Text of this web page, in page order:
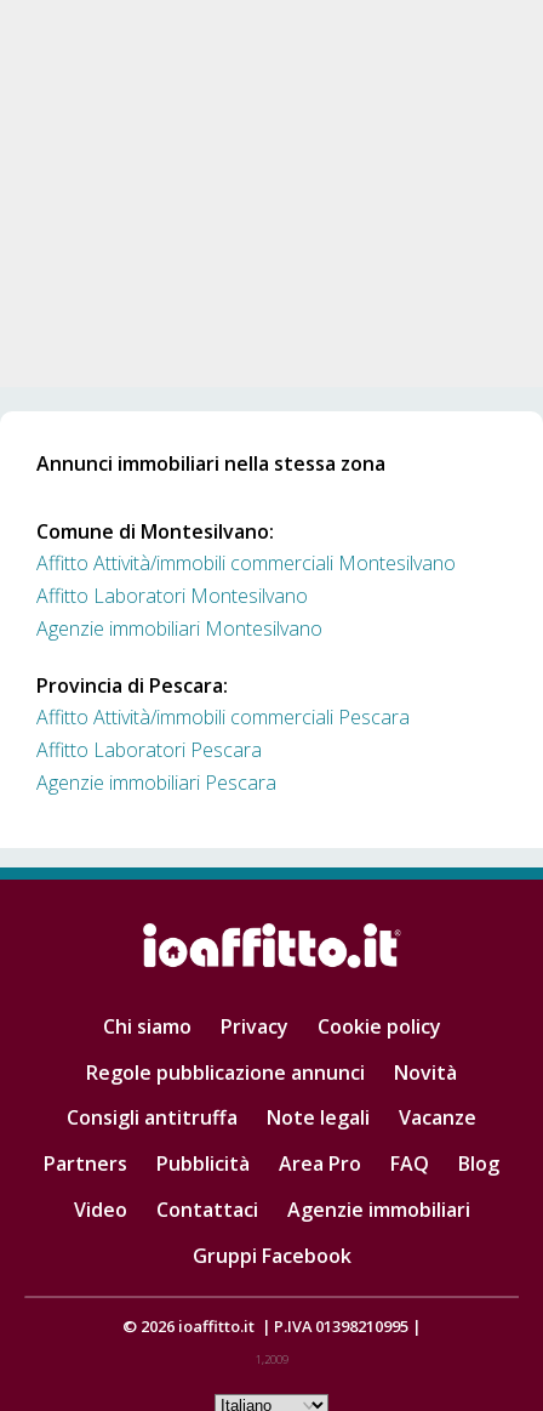
Annunci immobiliari nella stessa zona
Comune di Montesilvano:
Affitto Attività/immobili commerciali Montesilvano
Affitto Laboratori Montesilvano
Agenzie immobiliari Montesilvano
Provincia di Pescara:
Affitto Attività/immobili commerciali Pescara
Affitto Laboratori Pescara
Agenzie immobiliari Pescara
Chi siamo Privacy
Cookie policy
Regole pubblicazione annunci
Novità
Consigli antitruffa
Note legali
Vacanze
Partners
Pubblicità Area Pro FAQ
Blog
Video
Contattaci
Agenzie immobiliari
Gruppi Facebook
© 2026 ioaffitto.it | P.IVA 01398210995 |
1,2009